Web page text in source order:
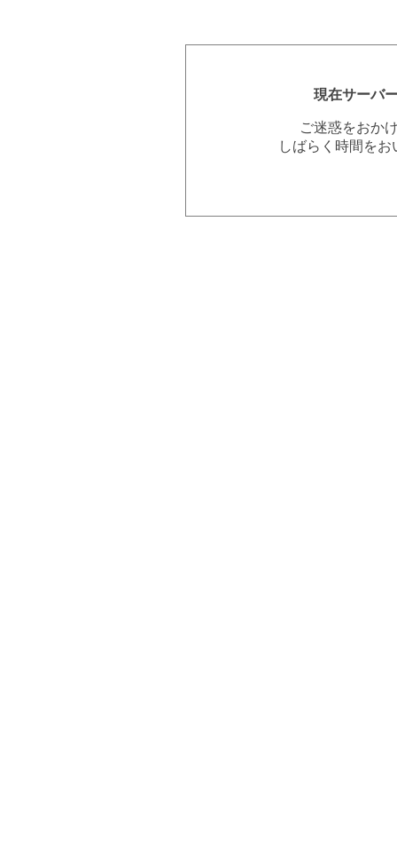
現在サーバ
ご迷惑をおか
しばらく時間を